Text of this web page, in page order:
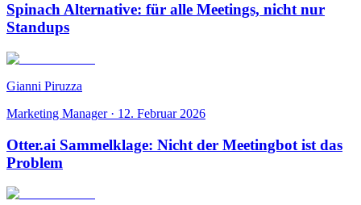
Spinach Alternative: für alle Meetings, nicht nur
Standups
Gianni Piruzza
Marketing Manager· 12. Februar 2026
Otter.ai Sammelklage: Nicht der Meetingbot ist das
Problem